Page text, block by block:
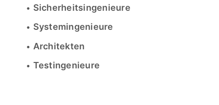
Sicherheitsingenieure
Systemingenieure
Architekten
Testingenieure